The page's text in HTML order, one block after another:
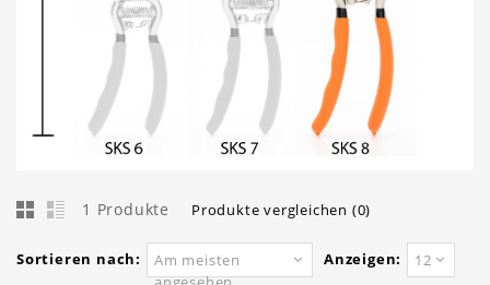
1 Produkte Produkte vergleichen (0)
Sortieren nach:
Am meisten
Anzeigen: 12